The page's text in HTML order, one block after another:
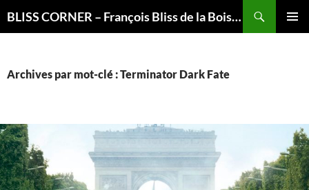
BLISS CORNER – François Bliss de la Boissière is here
Archives par mot-clé : Terminator Dark Fate